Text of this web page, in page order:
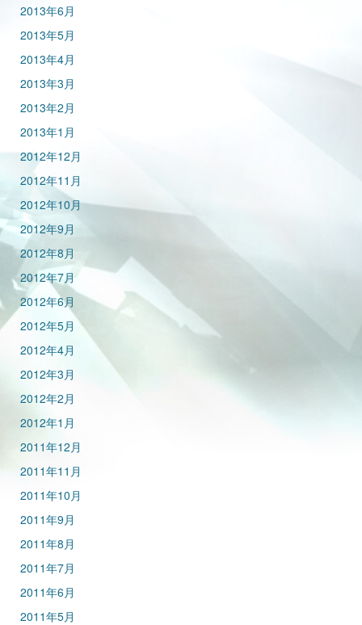
2013年6月
2013年5月
2013年4月
2013年3月
2013年2月
2013年1月
2012年12月
2012年11月
2012年10月
2012年9月
2012年8月
2012年7月
2012年6月
2012年5月
2012年4月
2012年3月
2012年2月
2012年1月
2011年12月
2011年11月
2011年10月
2011年9月
2011年8月
2011年7月
2011年6月
2011年5月